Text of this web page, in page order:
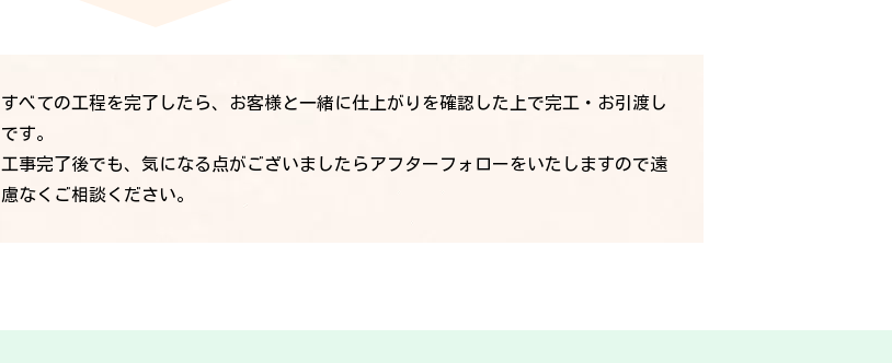
すべての工程を完了したら、お客様と一緒に仕上がりを確認した上で完工・お引渡し
です。
工事完了後でも、気になる点がございましたらアフターフォローをいたしますので遠
慮なくご相談ください。